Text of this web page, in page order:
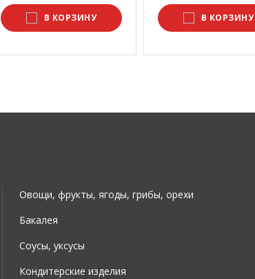
В КОРЗИНУ В КОРЗИНУ
Овощи, фрукты, ягоды, грибы, орехи
Бакалея
Соусы, уксусы
Кондитерские изделия